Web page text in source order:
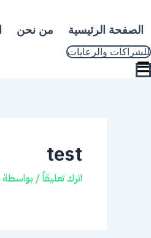
إلىالصفحة الرئيسية من نحن
للشراكات والرعايات
test
اترك تعليقاً/ بواسطة